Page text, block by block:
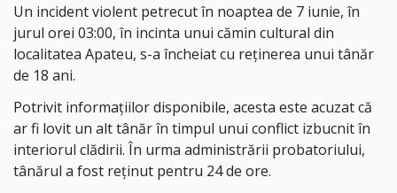
Un incident violent petrecut în noaptea de 7 iunie, în
jurul orei 03:00, în incinta unui cămin cultural din
localitatea Apateu, s-a încheiat cu reținerea unui tânăr
de 18 ani.
Potrivit informațiilor disponibile, acesta este acuzat că
ar fi lovit un alt tânăr în timpul unui conflict izbucnit în
interiorul clădirii. În urma administrării probatoriului,
tânărul a fost reținut pentru 24 de ore.